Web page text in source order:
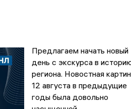
Предлагаем начать новый
день с экскурса в
региона. Новостная
12 августа в предыдущие
годы была довольно